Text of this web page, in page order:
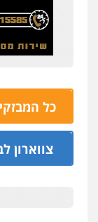
כל
שבע: שניים
צווארון
אישום: יו"ר ש"ס